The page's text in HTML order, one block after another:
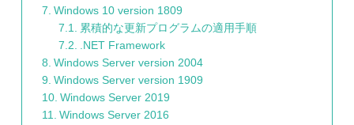
Windows 10 version 1809
累積的な更新プログラムの適用手順
.NET Framework
Windows Server version 2004
Windows Server version 1909
Windows Server 2019
Windows Server 2016